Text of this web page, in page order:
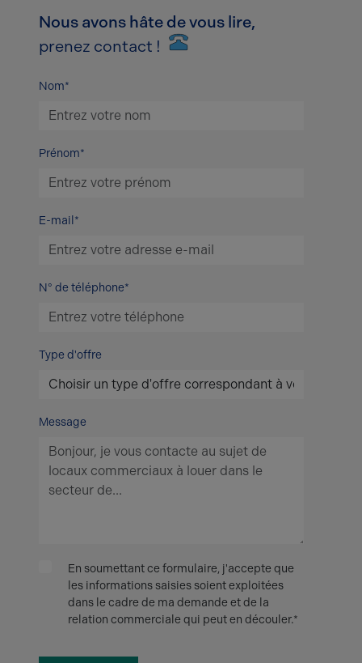
Nous avons hâte de vous lire,
prenez contact !
Nom*
Prénom*
E-mail*
N° de téléphone*
Type d'offre
Message
En soumettant ce formulaire, j'accepte que
les informations saisies soient exploitées
dans le cadre de ma demande et de la
relation commerciale qui peut en découler.*